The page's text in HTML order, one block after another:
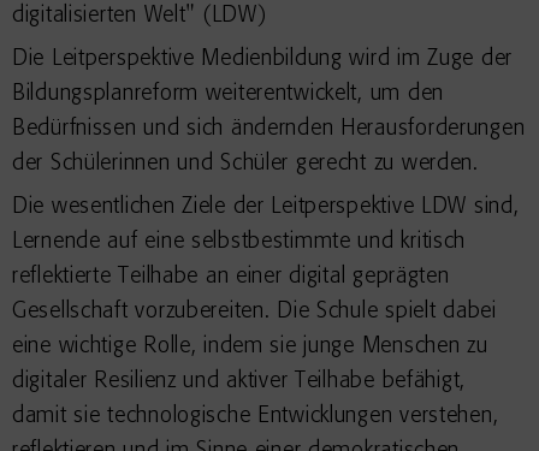
digitalisierten Welt" (LDW)
Die Leitperspektive Medienbildung wird im Zuge der
Bildungsplanreform weiterentwickelt, um den
Bedürfnissen und sich ändernden Herausforderungen
der Schülerinnen und Schüler gerecht zu werden.
Die wesentlichen Ziele der Leitperspektive LDW sind,
Lernende auf eine selbstbestimmte und kritisch
reflektierte Teilhabe an einer digital geprägten
Gesellschaft vorzubereiten. Die Schule spielt dabei
eine wichtige Rolle, indem sie junge Menschen zu
digitaler Resilienz und aktiver Teilhabe befähigt,
damit sie technologische Entwicklungen verstehen,